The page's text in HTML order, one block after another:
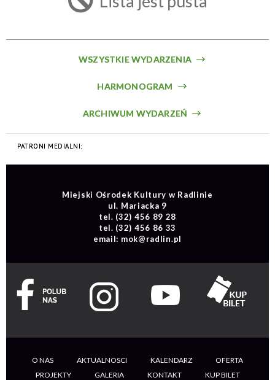
Trwające w zakresie
WSZYSTKIE WYDARZENIA
HARMONOGRAM
ARCHIWUM WYDARZEŃ
Miejski Ośrodek Kultury w Radlinie
ul. Mariacka 9
tel. (32) 456 89 28
tel. (32) 456 86 33
email: mok@radlin.pl
O NAS AKTUALNOSCI KALENDARZ
OFERTA
PROJEKTY
GALERIA KONTAKT KUP BILET